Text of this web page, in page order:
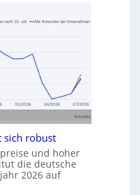
sich robust
und hoher
die deutsche
2026 auf